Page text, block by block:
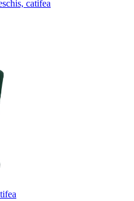
catifea